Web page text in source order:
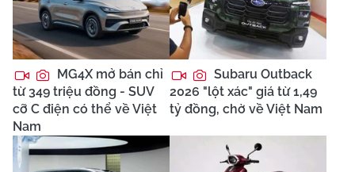
MG4X mở bán chỉ
từ 349 triệu đồng - SUV
cỡ C điện có thể về Việt
Nam
Subaru Outback
2026 "lột xác" giá từ 1,49
tỷ đồng, chờ về Việt Nam